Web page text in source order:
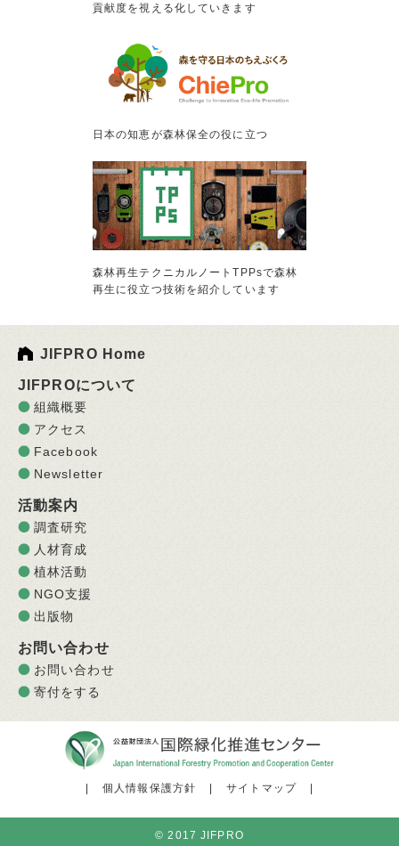
貢献度を視える化していきます
日本の知恵が森林保全の役に立つ
森林再生テクニカルノートTPPsで森林
再生に役立つ技術を紹介しています
JIFPRO Home
JIFPROについて
組織概要
アクセス
Facebook
Newsletter
活動案内
調査研究
人材育成
植林活動
NGO支援
出版物
お問い合わせ
お問い合わせ
寄付をする
個人情報保護方針 サイトマップ
© 2017 JIFPRO